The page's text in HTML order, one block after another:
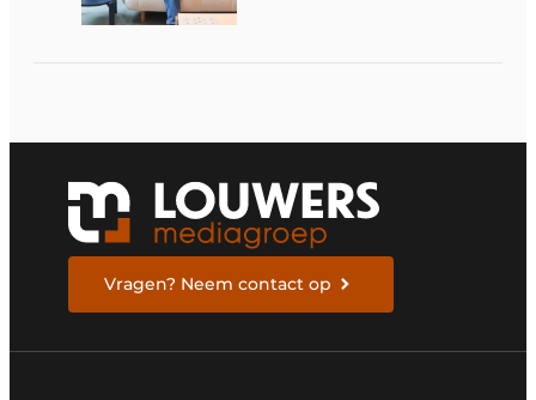
Vragen? Neem contact op